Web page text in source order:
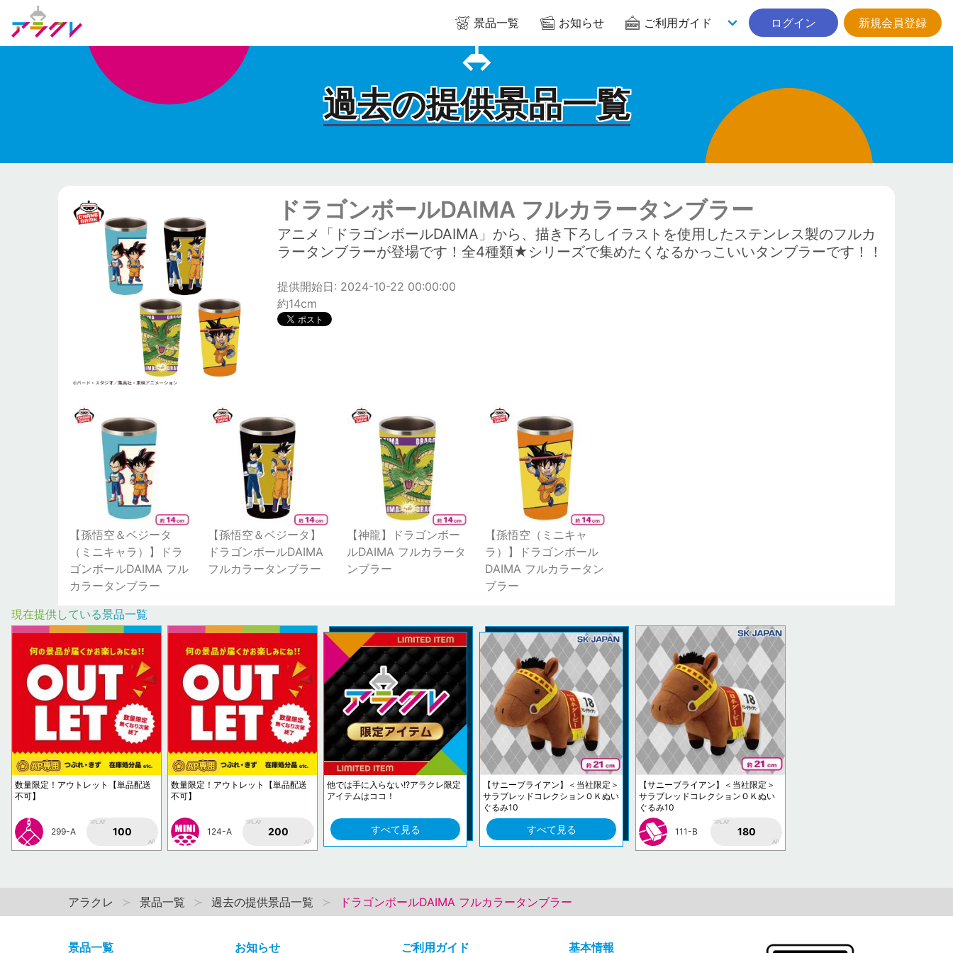
景品一覧 お知らせ ご利用ガイド ログイン 新規会員登録
過去の提供景品一覧
ドラゴンボールDAIMA フルカラータンブラー
アニメ「ドラゴンボールDAIMA」から、描き下ろしイラストを使用したステンレス製のフルカ
ラータンブラーが登場です！全4種類★シリーズで集めたくなるかっこいいタンブラーです！！
提供開始日: 2024-10-22 00:00:00
約14cm
【孫悟空＆ベジータ
（ミニキャラ）】ドラ
ゴンボールDAIMA フル
カラータンブラー
【孫悟空＆ベジータ】
ドラゴンボールDAIMA
フルカラータンブラー
【神龍】ドラゴンボー
ルDAIMA フルカラータ
ンブラー
【孫悟空（ミニキャ
ラ）】ドラゴンボール
DAIMA フルカラータン
ブラー
現在提供している景品一覧
数量限定！アウトレット【単品配送
不可】
299-A
1PLAY
100
AP
数量限定！アウトレット【単品配送
不可】
124-A
1PLAY
200
AP
他では手に入らない!?アラクレ限定
アイテムはココ！
すべて見る
【サニーブライアン】＜当社限定＞
サラブレッドコレクションＯＫぬい
ぐるみ10
すべて見る
【サニーブライアン】＜当社限定＞
サラブレッドコレクションＯＫぬい
ぐるみ10
111-B
1PLAY
180
AP
アラクレ 景品一覧 過去の提供景品一覧 ドラゴンボールDAIMA フルカラータンブラー
景品一覧 お知らせ ご利用ガイド 基本情報